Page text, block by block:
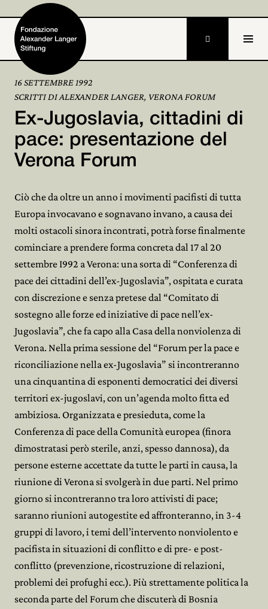
Home
Fondazione
Attività e progetti
Archivio
Partecipa

16 SETTEMBRE 1992
SCRITTI DI ALEXANDER LANGER, VERONA FORUM
Ex-Jugoslavia, cittadini di
pace: presentazione del
Verona Forum
Ciò che da oltre un anno i movimenti pacifisti di tutta
Europa invocavano e sognavano invano, a causa dei
molti ostacoli sinora incontrati, potrà forse finalmente
cominciare a prendere forma concreta dal 17 al 20
settembre I992 a Verona: una sorta di “Conferenza di
pace dei cittadini dell’ex-Jugoslavia”, ospitata e curata
con discrezione e senza pretese dal “Comitato di
sostegno alle forze ed iniziative di pace nell’ex-
Jugoslavia”, che fa capo alla Casa della nonviolenza di
Verona. Nella prima sessione del “Forum per la pace e
riconciliazione nella ex-Jugoslavia” si incontreranno
una cinquantina di esponenti democratici dei diversi
territori ex-jugoslavi, con un’agenda molto fitta ed
ambiziosa. Organizzata e presieduta, come la
Conferenza di pace della Comunità europea (finora
dimostratasi però sterile, anzi, spesso dannosa), da
persone esterne accettate da tutte le parti in causa, la
riunione di Verona si svolgerà in due parti. Nel primo
giorno si incontreranno tra loro attivisti di pace;
saranno riunioni autogestite ed affronteranno, in 3-4
gruppi di lavoro, i temi dell’intervento nonviolento e
pacifista in situazioni di conflitto e di pre- e post-
conflitto (prevenzione, ricostruzione di relazioni,
problemi dei profughi ecc.). Più strettamente politica la
seconda parte del Forum che discuterà di Bosnia